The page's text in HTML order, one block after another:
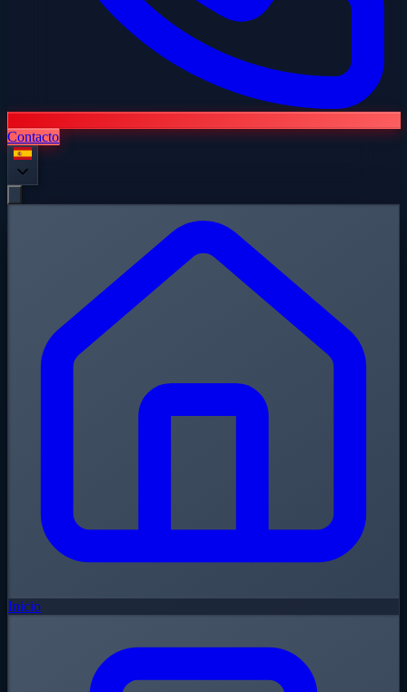
Contacto
Inicio